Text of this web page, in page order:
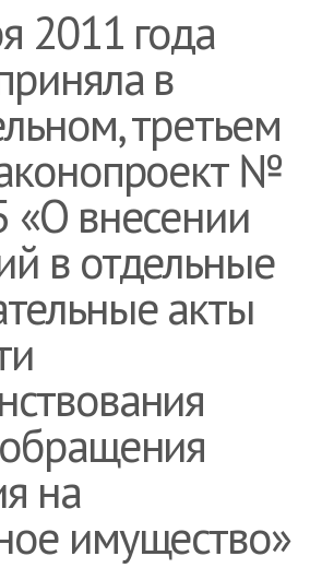
2011 года
в
третьем
№
«О внесении
в отдельные
акты
на
имущество»